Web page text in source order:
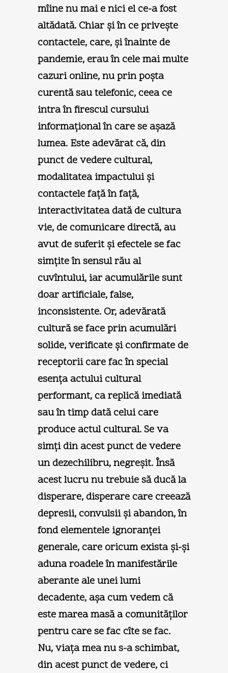
mîine nu mai e nici el ce-a fost
altădată. Chiar şi în ce priveşte
contactele, care, şi înainte de
pandemie, erau în cele mai multe
cazuri online, nu prin poşta
curentă sau telefonic, ceea ce
intra în firescul cursului
informaţional în care se aşază
lumea. Este adevărat că, din
punct de vedere cultural,
modalitatea impactului şi
contactele faţă în faţă,
interactivitatea dată de cultura
vie, de comunicare directă, au
avut de suferit şi efectele se fac
simţite în sensul rău al
cuvîntului, iar acumulările sunt
doar artificiale, false,
inconsistente. Or, adevărată
cultură se face prin acumulări
solide, verificate şi confirmate de
receptorii care fac în special
esenţa actului cultural
performant, ca replică imediată
sau în timp dată celui care
produce actul cultural. Se va
simţi din acest punct de vedere
un dezechilibru, negreşit. Însă
acest lucru nu trebuie să ducă la
disperare, disperare care creează
depresii, convulsii şi abandon, în
fond elementele ignoranţei
generale, care oricum exista şi-şi
aduna roadele în manifestările
aberante ale unei lumi
decadente, aşa cum vedem că
este marea masă a comunităţilor
pentru care se fac cîte se fac.
Nu, viaţa mea nu s-a schimbat,
din acest punct de vedere, ci